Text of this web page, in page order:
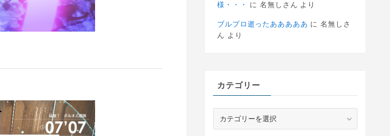
様・・・
に名無しさん より
ブルプロ逝ったあああああ に名無しさ
ん より
カテゴリー